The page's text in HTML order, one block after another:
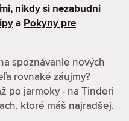
nikdy si nezabudni
a Pokyny pre
spoznávanie nových
rovnaké záujmy?
po jarmoky - na Tinderi
ktoré máš najradšej.